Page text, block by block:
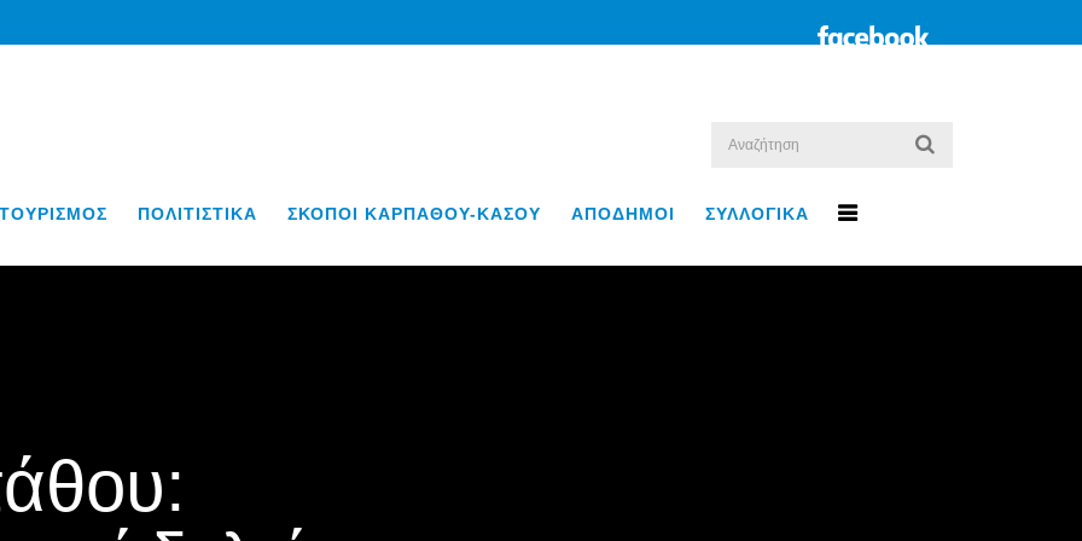
ΤΟΥΡΙΣΜΟΣ ΠΟΛΙΤΙΣΤΙΚΑ ΣΚΟΠΟΙ ΚΑΡΠΑΘΟΥ-ΚΑΣΟΥ ΑΠΟΔΗΜΟΙ ΣΥΛΛΟΓΙΚΑ